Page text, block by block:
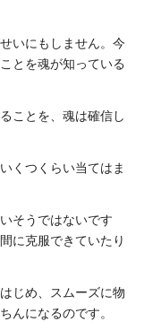
いにもしません。今
とを魂が知っている
ことを、魂は確信し
くつくらい当てはま
そうではないです
に克服できていたり
じめ、スムーズに物
んになるのです。